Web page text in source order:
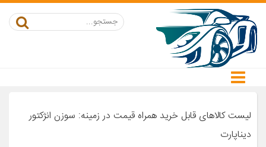
لیست کالاهای قابل خرید همراه قیمت در زمینه: سوزن انژکتور
دیناپارت